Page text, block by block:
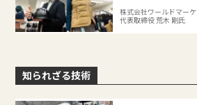
株式会社ワールドマー
代表取締役 荒木 剛氏
知られざる技術